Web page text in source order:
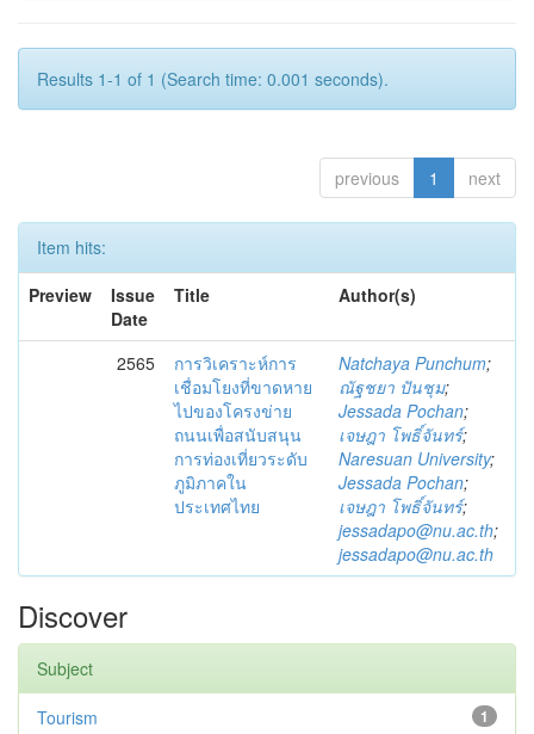
Results 1-1 of 1 (Search time: 0.001 seconds).
previous 1 next
Item hits:
Preview
Issue
Date
Title Author(s)
2565
การวิเคราะห์การ
เชื่อมโยงที่ขาดหาย
ไปของโครงข่าย
ถนนเพื่อสนับสนุน
การท่องเที่ยวระดับ
ภูมิภาคใน
ประเทศไทย
Natchaya Punchum;
ณัฐชยา ปันชุม;
Jessada Pochan;
เจษฎา โพธิ์จันทร์;
Naresuan University;
Jessada Pochan;
เจษฎา โพธิ์จันทร์;
jessadapo@nu.ac.th;
jessadapo@nu.ac.th
Discover
Subject
1
Tourism